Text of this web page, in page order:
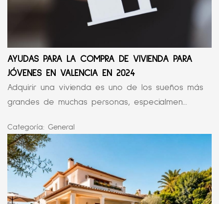
AYUDAS PARA LA COMPRA DE VIVIENDA PARA
JÓVENES EN VALENCIA EN 2024
Adquirir una vivienda es uno de los sueños más
grandes de muchas personas, especialmen...
Categoría: General